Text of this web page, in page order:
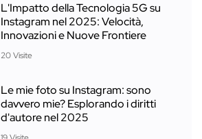
L'Impatto della Tecnologia 5G su
Instagram nel 2025: Velocità,
Innovazioni e Nuove Frontiere
20 Visite
Le mie foto su Instagram: sono
davvero mie? Esplorando i diritti
d'autore nel 2025